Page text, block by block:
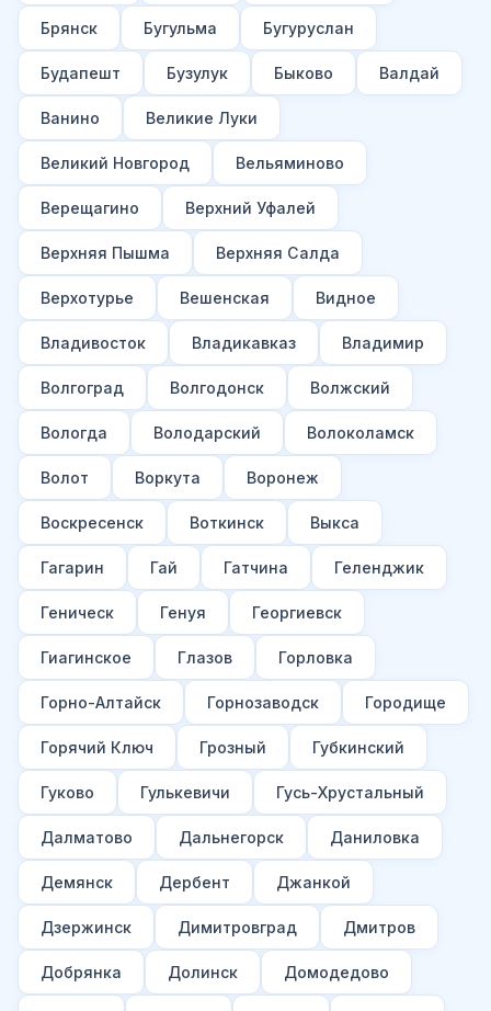
Брянск Бугульма Бугуруслан
Будапешт Бузулук Быково Валдай
Ванино Великие Луки
Великий Новгород Вельяминово
Верещагино Верхний Уфалей
Верхняя Пышма Верхняя Салда
Верхотурье Вешенская Видное
Владивосток Владикавказ Владимир
Волгоград Волгодонск Волжский
Вологда Володарский Волоколамск
Волот Воркута Воронеж
Воскресенск Воткинск Выкса
Гагарин Гай Гатчина Геленджик
Геническ Генуя Георгиевск
Гиагинское Глазов Горловка
Горно-Алтайск Горнозаводск Городище
Горячий Ключ Грозный Губкинский
Гуково Гулькевичи Гусь-Хрустальный
Далматово Дальнегорск Даниловка
Демянск Дербент Джанкой
Дзержинск Димитровград Дмитров
Добрянка Долинск Домодедово